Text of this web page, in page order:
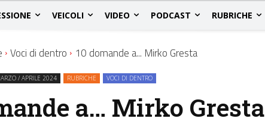
VEICOLI VIDEO PODCAST RUBRICHE
Voci di dentro 10 domande a... Mirko Gresta
/ APRILE 2024 RUBRICHE VOCI DI DENTRO
a… Mirko Gresta